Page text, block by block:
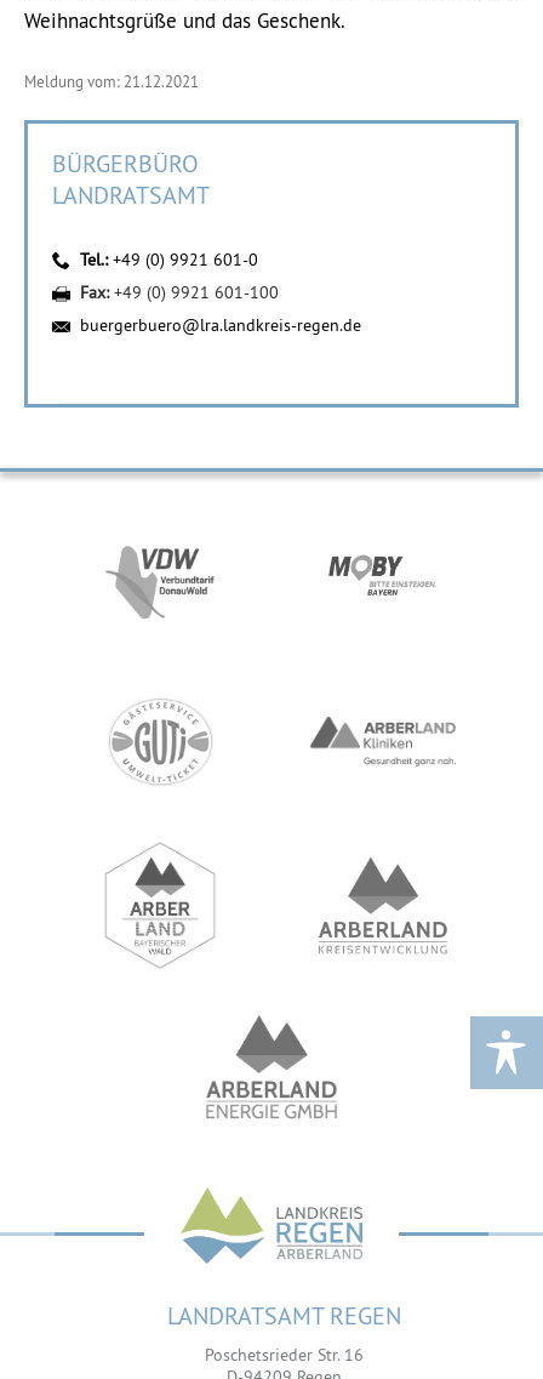
Weihnachtsgrüße und das Geschenk.
Meldung vom: 21.12.2021
BÜRGERBÜRO
LANDRATSAMT
Tel.:+49 (0) 9921 601-0
Fax:+49 (0) 9921 601-100
buergerbuero@lra.landkreis-regen.de
LANDRATSAMT REGEN
Poschetsrieder Str. 16